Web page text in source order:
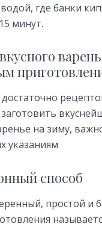
где банки
минут.
на зиму,
указаниям
способ
простой и